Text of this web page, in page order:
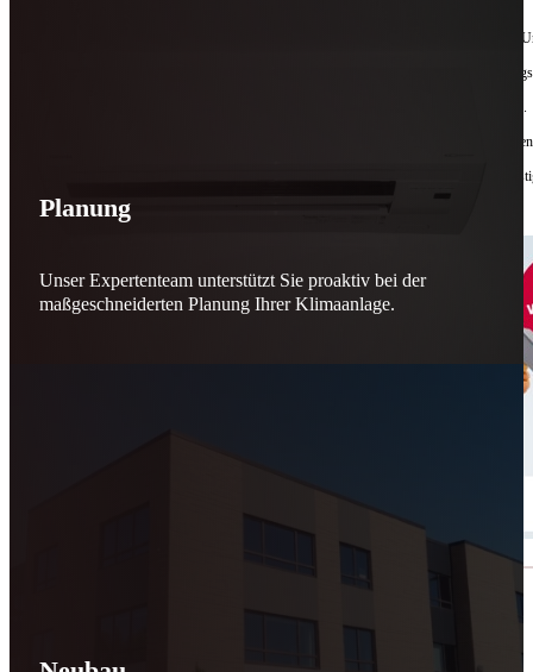
Manchmal braucht es nur eine zweite Chance. Für Geräte. Für Ressourcen. Für unsere
reparieren wir, was andere
Jede gerettete Maschine zählt. Jeder reparierte Motor wirkt. Jede Entscheidung macht
Reparieren statt wegwerfen. Verantwortung statt Verschwendung. Zukunft statt
Schicker. Wir bringen’s wieder zum Laufen.
Planung
Unser Expertenteam unterstützt Sie proaktiv bei der
maßgeschneiderten Planung Ihrer Klimaanlage.